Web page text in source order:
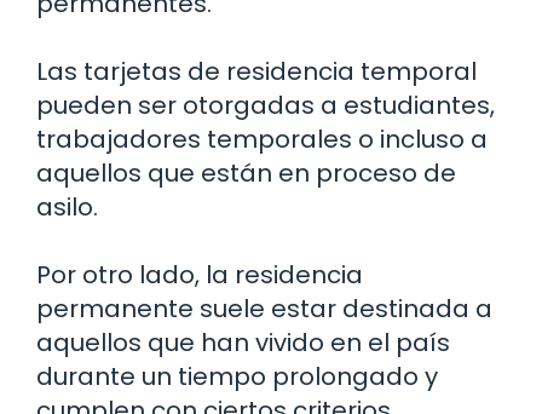
Las tarjetas de residencia temporal
pueden ser otorgadas a estudiantes,
trabajadores temporales o incluso a
aquellos que están en proceso de
asilo.
Por otro lado, la residencia
permanente suele estar destinada a
aquellos que han vivido en el país
durante un tiempo prolongado y